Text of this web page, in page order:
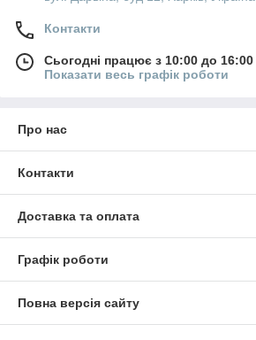
Контакти
Сьогодні працює з 10:00 до 16:00
Показати весь графік роботи
Про нас
Контакти
Доставка та оплата
Графік роботи
Повна версія сайту